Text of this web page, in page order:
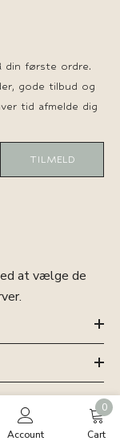
din første ordre.
gode tilbud og
tid afmelde dig
TILMELD
at vælge de
Account Cart
0
0